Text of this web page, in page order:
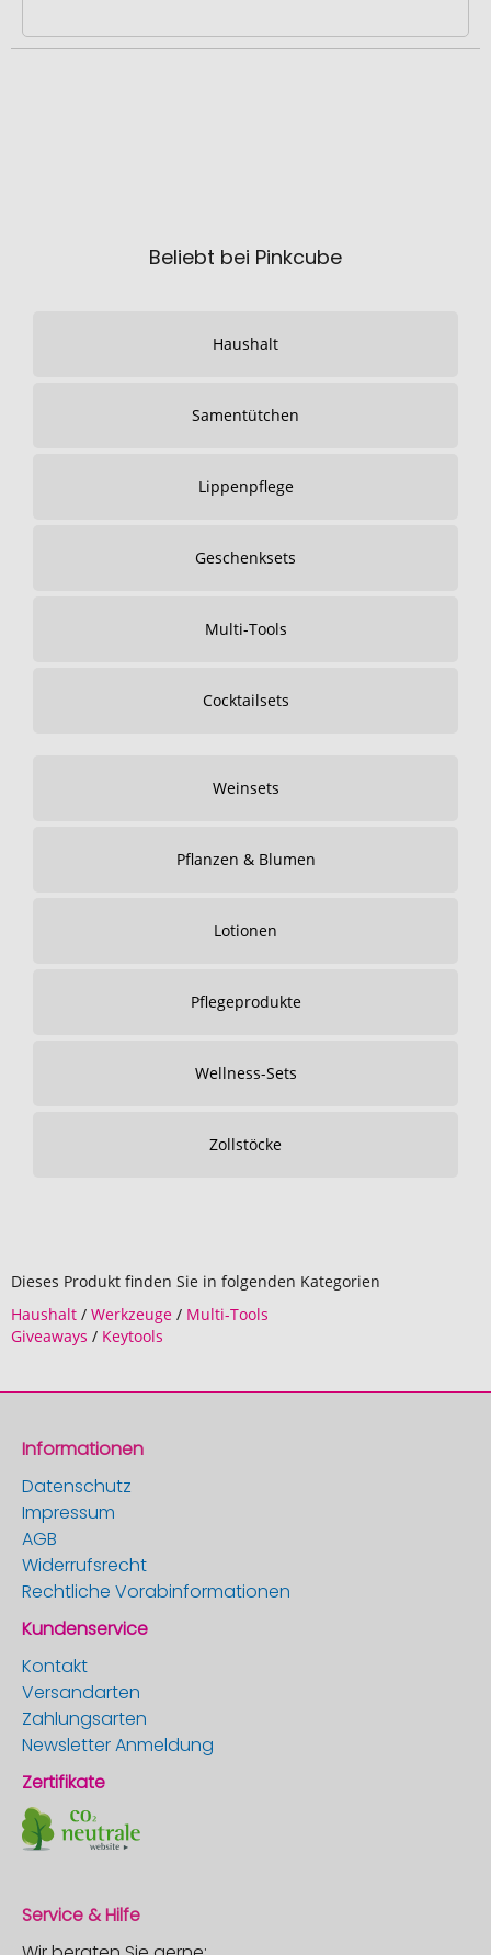
Beliebt bei Pinkcube
Haushalt
Samentütchen
Lippenpflege
Geschenksets
Multi-Tools
Cocktailsets
Weinsets
Pflanzen & Blumen
Lotionen
Pflegeprodukte
Wellness-Sets
Zollstöcke
Dieses Produkt finden Sie in folgenden Kategorien
Haushalt / Werkzeuge / Multi-Tools
Giveaways / Keytools
Informationen
Datenschutz
Impressum
AGB
Widerrufsrecht
Rechtliche Vorabinformationen
Kundenservice
Kontakt
Versandarten
Zahlungsarten
Newsletter Anmeldung
Zertifikate
Service & Hilfe